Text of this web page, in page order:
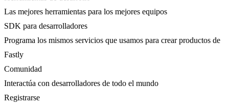
Las mejores herramientas para los mejores equipos
SDK para desarrolladores
Programa los mismos servicios que usamos para crear productos de
Fastly
Comunidad
Interactúa con desarrolladores de todo el mundo
Registrarse